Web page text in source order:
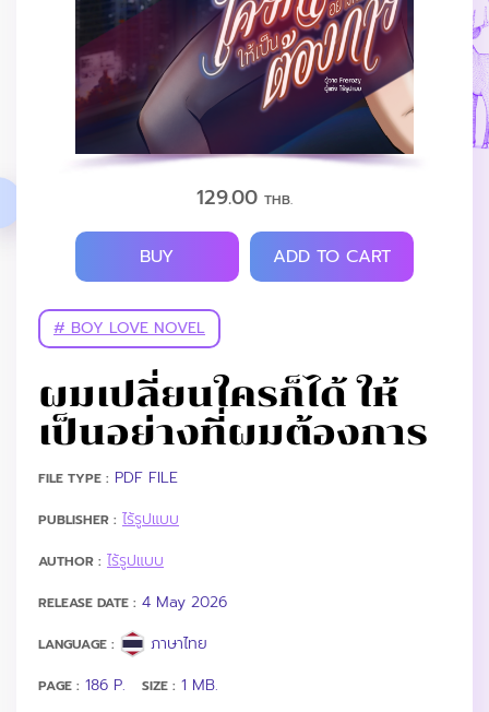
129.00 THB.
BUY ADD TO CART
# BOY LOVE NOVEL
ผมเปลี่ยนใครก็ได้ ให้
เป็นอย่างที่ผมต้องการ
FILE TYPE : PDF FILE
PUBLISHER : ไร้รูปแบบ
AUTHOR : ไร้รูปแบบ
RELEASE DATE : 4 May 2026
LANGUAGE : ภาษาไทย
PAGE : 186 P. SIZE : 1 MB.